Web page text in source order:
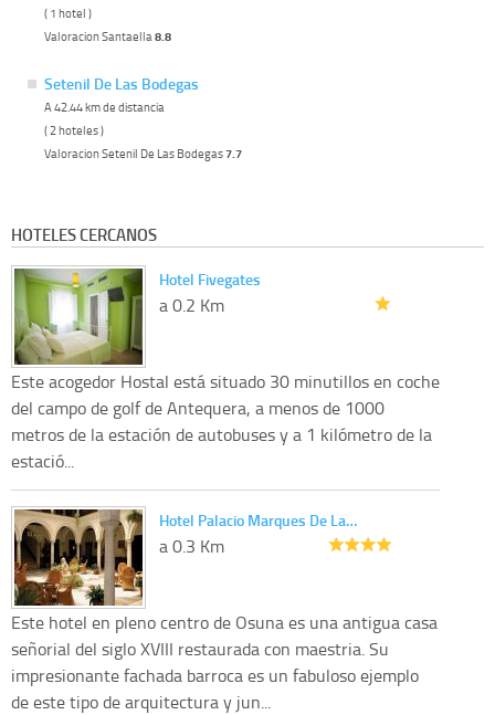
( 1 hotel )
Valoracion Santaella 8.8
Setenil De Las Bodegas
A 42.44 km de distancia
( 2 hoteles )
Valoracion Setenil De Las Bodegas7.7
HOTELES CERCANOS
Hotel Fivegates
a 0.2 Km
Este acogedor Hostal está situado 30 minutillos en coche
del campo de golf de Antequera, a menos de 1000
metros de la estación de autobuses y a 1 kilómetro de la
estació...
Hotel Palacio Marques De La…
a 0.3 Km
Este hotel en pleno centro de Osuna es una antigua casa
señorial del siglo XVIII restaurada con maestria. Su
impresionante fachada barroca es un fabuloso ejemplo
de este tipo de arquitectura y jun...